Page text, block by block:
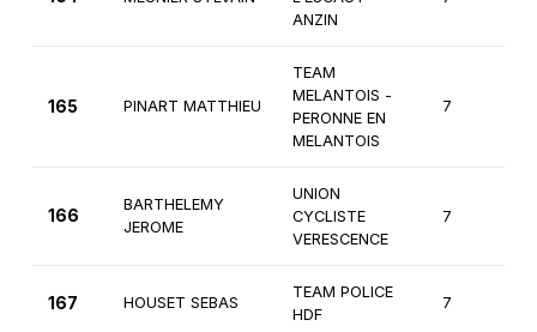
ANZIN
165 PINART MATTHIEU
TEAM
MELANTOIS -
PERONNE EN
MELANTOIS
7
166
BARTHELEMY
JEROME
UNION
CYCLISTE
VERESCENCE
7
167 HOUSET SEBAS
TEAM POLICE
HDF
7